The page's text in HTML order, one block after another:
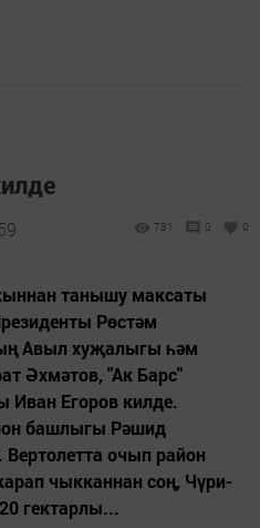
781 0 0
танышу максаты
Рөстәм
Авыл хуҗалыгы һәм
Әхмәтов, "Ак Барс"
Иван Егоров килде.
башлыгы Рәшид
очып район
чыкканнан соң, Чүри-
гектарлы...